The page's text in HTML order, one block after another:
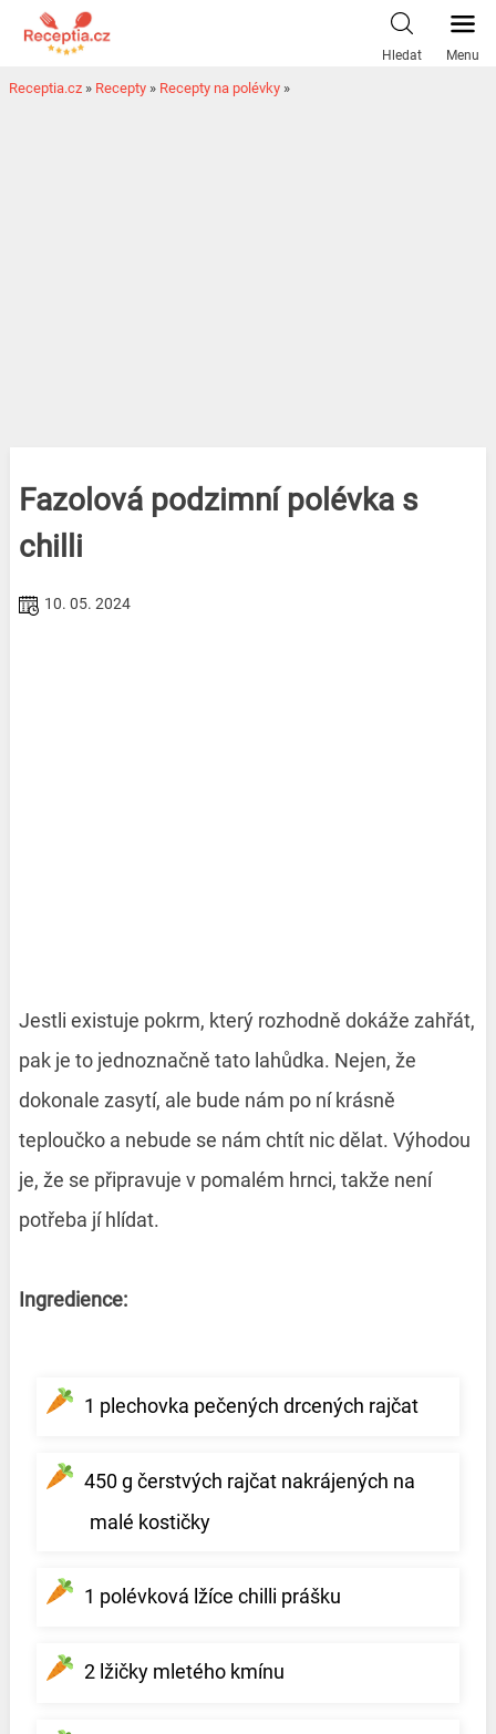
Hledat Menu
Receptia.cz » Recepty » Recepty na polévky »
Fazolová podzimní polévka s
chilli
10. 05. 2024
Jestli existuje pokrm, který rozhodně dokáže zahřát,
pak je to jednoznačně tato lahůdka. Nejen, že
dokonale zasytí, ale bude nám po ní krásně
teploučko a nebude se nám chtít nic dělat. Výhodou
je, že se připravuje v pomalém hrnci, takže není
potřeba jí hlídat.
Ingredience:
1 plechovka pečených drcených rajčat
450 g čerstvých rajčat nakrájených na
malé kostičky
1 polévková lžíce chilli prášku
2 lžičky mletého kmínu